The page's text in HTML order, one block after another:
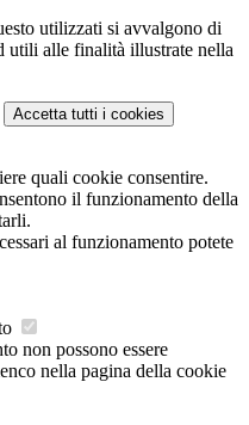
utilizzati si avvalgono di
utili alle finalità illustrate nella
Accetta tutti i cookies
quali cookie consentire.
il funzionamento della
al funzionamento potete
non possono essere
nella pagina della cookie